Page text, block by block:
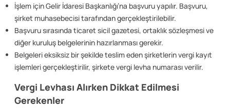
İşlem için Gelir İdaresi Başkanlığı’na başvuru yapılır. Başvuru,
şirket muhasebecisi tarafından gerçekleştirilebilir.
Başvuru sırasında ticaret sicil gazetesi, ortaklık sözleşmesi ve
diğer kuruluş belgelerinin hazırlanması gerekir.
Belgeleri eksiksiz bir şekilde teslim eden şirketlerin vergi kayıt
işlemleri gerçekleştirilir, şirkete vergi levha numarası verilir.
Vergi Levhası Alırken Dikkat Edilmesi
Gerekenler